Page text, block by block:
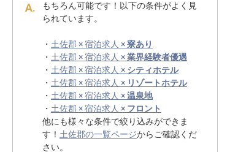
もちろん可能です！以下の条件がよく見
られています。
・ 土佐郡 × 宿泊求人 ×寮あり
・ 土佐郡 × 宿泊求人 ×業界経験者優遇
・ 土佐郡 × 宿泊求人 × シティホテル
・ 土佐郡 × 宿泊求人 × リゾートホテル
・ 土佐郡 × 宿泊求人 ×温泉地
・ 土佐郡 × 宿泊求人 × フロント
他にも様々な条件で絞り込みができま
す！ 土佐郡の一覧ページからご確認くだ
さい。